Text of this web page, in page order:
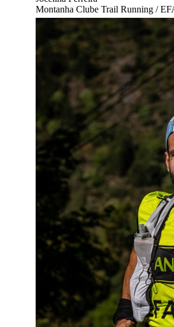
Montanha Clube Trail Running /